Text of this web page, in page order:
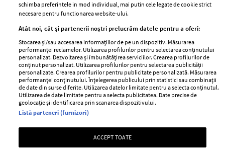
GSP
Unica
Baby
Retete
femei
Viva
Avantaje
Retete practice
Pariază responsabil! Decizia ONJN nr. 821/25.09.2025.
Jocurile de noroc sunt interzise minorilor.
schimba preferintele in mod individual, mai putin cele legate de cookie strict
necesare pentru functionarea website-ului.
Atât noi, cât și partenerii noștri prelucrăm datele pentru a oferi:
Stocarea și/sau accesarea informațiilor de pe un dispozitiv. Măsurarea
performanței reclamelor. Utilizarea profilurilor pentru selectarea conținutului
personalizat. Dezvoltarea și îmbunătățirea serviciilor. Crearea profilurilor de
conținut personalizat. Utilizarea profilurilor pentru selectarea publicității
personalizate. Crearea profilurilor pentru publicitate personalizată. Măsurarea
performanței conținutului. Înțelegerea publicului prin statistici sau combinații
de date din surse diferite. Utilizarea datelor limitate pentru a selecta conținutul.
Utilizarea de date limitate pentru a selecta publicitatea. Date precise de
geolocație și identificarea prin scanarea dispozitivului.
Listă parteneri (furnizori)
ACCEPT TOATE